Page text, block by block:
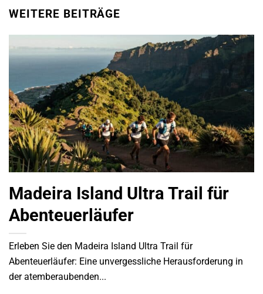
WEITERE BEITRÄGE
Madeira Island Ultra Trail für
Abenteuerläufer
Erleben Sie den Madeira Island Ultra Trail für
Abenteuerläufer: Eine unvergessliche Herausforderung in
der atemberaubenden...